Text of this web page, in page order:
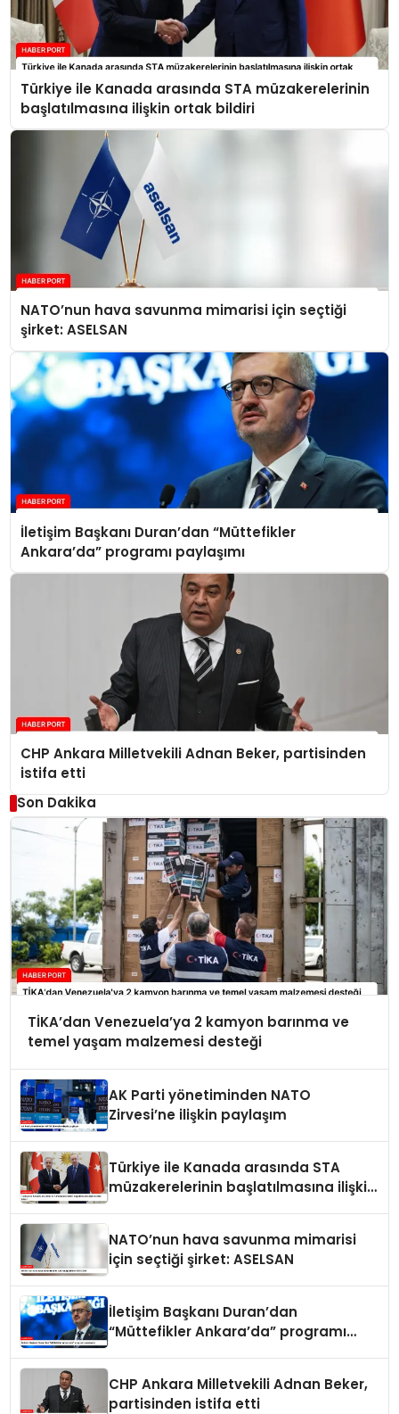
Türkiye ile Kanada arasında STA müzakerelerinin
başlatılmasına ilişkin ortak bildiri
NATO’nun hava savunma mimarisi için seçtiği
şirket: ASELSAN
İletişim Başkanı Duran’dan “Müttefikler
Ankara’da” programı paylaşımı
CHP Ankara Milletvekili Adnan Beker, partisinden
istifa etti
Son Dakika
TİKA’dan Venezuela’ya 2 kamyon barınma ve
temel yaşam malzemesi desteği
AK Parti yönetiminden NATO
Zirvesi’ne ilişkin paylaşım
Türkiye ile Kanada arasında STA
müzakerelerinin başlatılmasına ilişkin
NATO’nun hava savunma mimarisi
için seçtiği şirket: ASELSAN
İletişim Başkanı Duran’dan
“Müttefikler Ankara’da” programı
CHP Ankara Milletvekili Adnan Beker,
partisinden istifa etti